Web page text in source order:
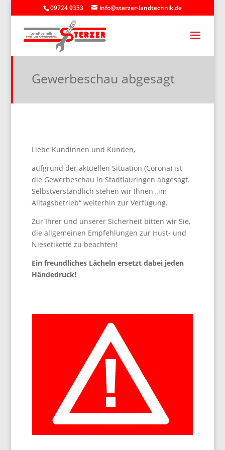
09724 9353 info@sterzer-landtechnik.de
Gewerbeschau abgesagt
Liebe Kundinnen und Kunden,
aufgrund der aktuellen Situation (Corona) ist
die Gewerbeschau in Stadtlauringen abgesagt.
Selbstverständlich stehen wir Ihnen „im
Alltagsbetrieb“ weiterhin zur Verfügung.
Zur Ihrer und unserer Sicherheit bitten wir Sie,
die allgemeinen Empfehlungen zur Hust- und
Niesetikette zu beachten!
Ein freundliches Lächeln ersetzt dabei jeden
Händedruck!